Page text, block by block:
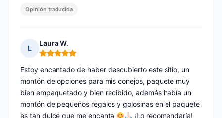
Opinión traducida
L
Laura W.
Nota: 5 de 5
Estoy encantado de haber descubierto este sitio, un
montón de opciones para mis conejos, paquete muy
bien empaquetado y bien recibido, además había un
montón de pequeños regalos y golosinas en el paquete
es tan dulce que me encanta
¡Lo recomendaría!